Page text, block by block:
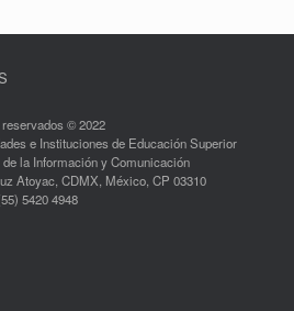
© 2022
e Instituciones de Educación Superior
la Información y Comunicación
Atoyac, CDMX, México, CP 03310
5420 4948